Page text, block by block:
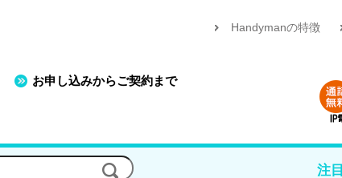
お申し込みからご契約まで
Handymanの特徴
注